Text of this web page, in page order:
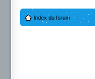
Index du forum